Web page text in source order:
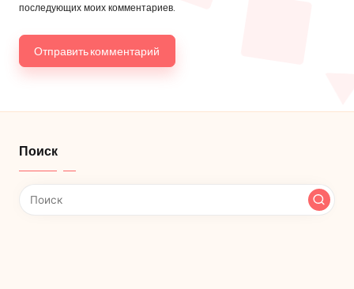
последующих моих комментариев.
Поиск